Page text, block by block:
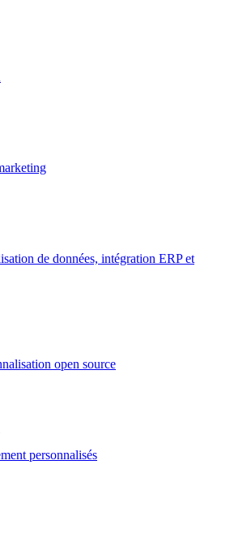
de données, intégration ERP et
open source
personnalisés